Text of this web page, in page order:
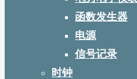
函数发生器
电源
信号记录
时钟